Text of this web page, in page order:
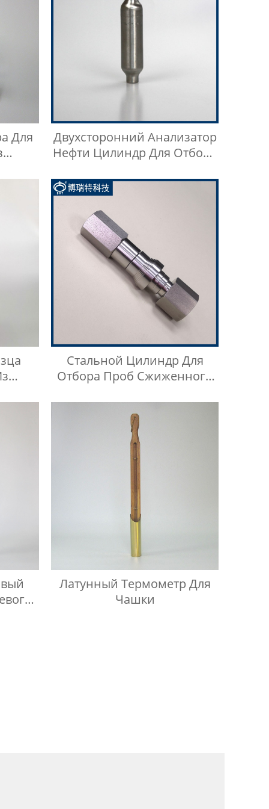
Для
Двухсторонний Анализатор
Нефти Цилиндр Для Отбора
Стальной Цилиндр Для
Отбора Проб Сжиженного
Нержавеющей Стали 304,
Тип Кнопки Быстрого
Соединителя
Латунный Термометр Для
Чашки